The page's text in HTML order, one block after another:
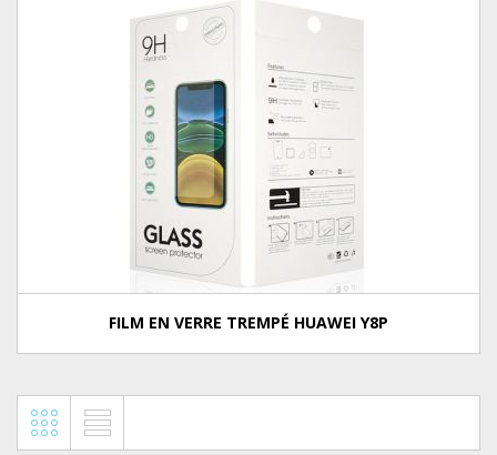
FILM EN VERRE TREMPÉ HUAWEI Y8P